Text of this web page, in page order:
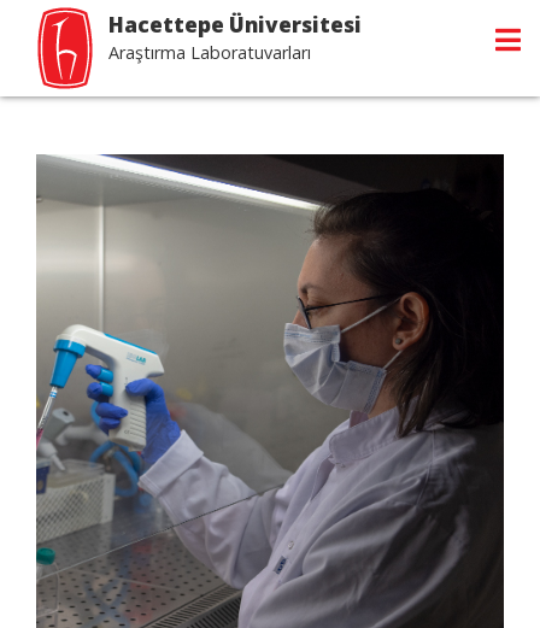
Hacettepe Üniversitesi
Araştırma Laboratuvarları